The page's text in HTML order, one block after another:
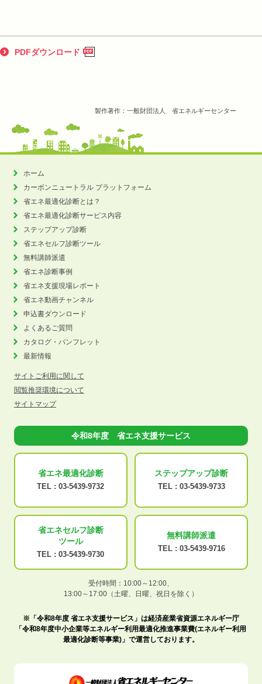
PDFダウンロード
製作著作：一般財団法人 省エネルギーセンター
ホーム
カーボンニュートラル プラットフォーム
省エネ最適化診断とは？
省エネ最適化診断サービス内容
ステップアップ診断
省エネセルフ診断ツール
無料講師派遣
省エネ診断事例
省エネ支援現場レポート
省エネ動画チャンネル
申込書ダウンロード
よくあるご質問
カタログ・パンフレット
最新情報
サイトご利用に関して
閲覧推奨環境について
サイトマップ
令和8年度 省エネ支援サービス
省エネ最適化診断
TEL : 03-5439-9732
ステップアップ診断
TEL : 03-5439-9733
省エネセルフ診断
ツール
TEL : 03-5439-9730
無料講師派遣
TEL : 03-5439-9716
受付時間：10:00～12:00、
13:00～17:00（土曜、日曜、祝日を除く）
※「令和8年度 省エネ支援サービス」は経済産業省資源エネルギー庁
「令和8年度中小企業等エネルギー利用最適化推進事業費(エネルギー利用
最適化診断等事業)」で運営しております。